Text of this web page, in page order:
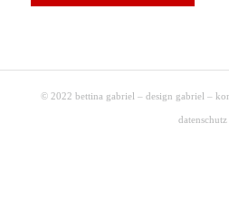
© 2022 bettina gabriel – design gabriel –
datenschutz